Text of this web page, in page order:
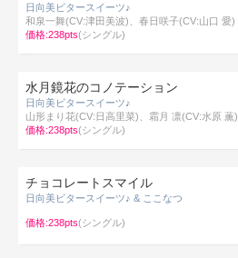
日向美ビタースイーツ♪
和泉一舞(CV:津田美波)、春日咲子(CV:山口 愛)
価格:238pts(シングル)
水月鏡花のコノテーション
日向美ビタースイーツ♪
山形まり花(CV:日高里菜)、霜月 凛(CV:水原 薫)
価格:238pts(シングル)
チョコレートスマイル
日向美ビタースイーツ♪ & ここなつ
価格:238pts(シングル)